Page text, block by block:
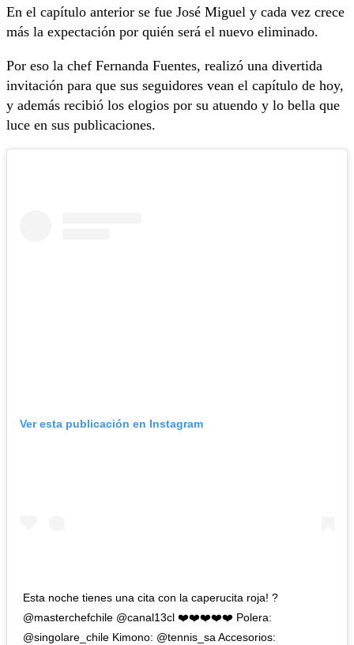
En el capítulo anterior se fue José Miguel y cada vez crece
más la expectación por quién será el nuevo eliminado.
Por eso la chef Fernanda Fuentes, realizó una divertida
invitación para que sus seguidores vean el capítulo de hoy,
y además recibió los elogios por su atuendo y lo bella que
luce en sus publicaciones.
Ver esta publicación en Instagram
Esta noche tienes una cita con la caperucita roja! ?
@masterchefchile @canal13cl ❤️❤️❤️❤️❤️ Polera:
@singolare_chile Kimono: @tennis_sa Accesorios: